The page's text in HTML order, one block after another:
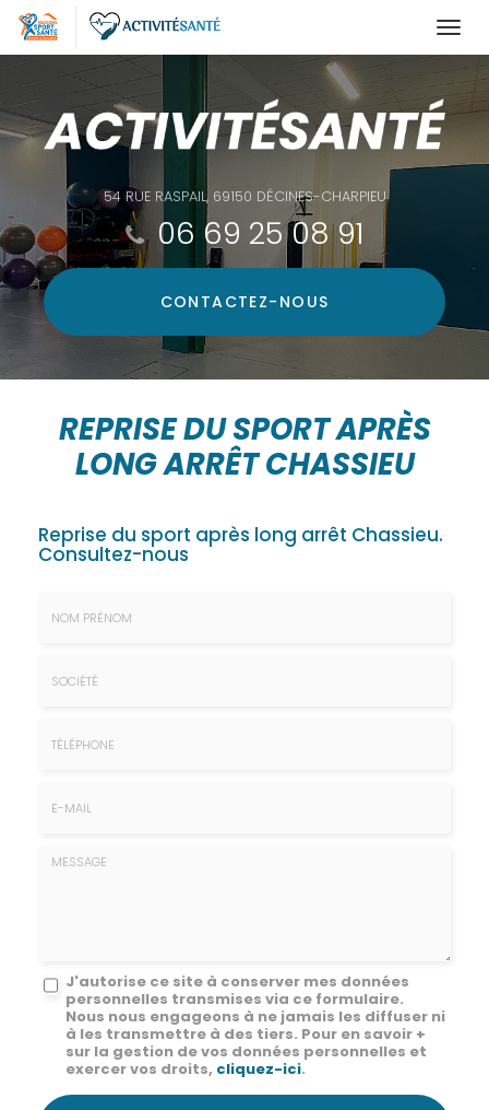
au
contenu
principal
54 RUE RASPAIL, 69150 DÉCINES-CHARPIEU
06 69 25 08 91
CONTACTEZ- NOUS
REPRISE DU SPORT APRÈS
LONG ARRÊT CHASSIEU
Reprise du sport après long arrêt Chassieu.
Consultez-nous
Message
J'autorise ce site à conserver mes données
personnelles transmises via ce formulaire.
Nous nous engageons à ne jamais les diffuser ni
à les transmettre à des tiers. Pour en savoir +
sur la gestion de vos données personnelles et
exercer vos droits, cliquez-ici.
Acceptation